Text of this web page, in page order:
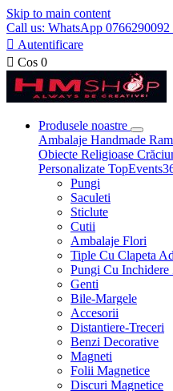
Skip to main content
Call us: WhatsApp 0766290092
 Autentificare
 Cos 0
Produsele noastre
Ambalaje Handmade
Obiecte Religioase
Personalizate
Pungi
Saculeti
Sticlute
Cutii
Ambalaje Flori
Tiple Cu Clapeta
Pungi Cu
Genti
Bile-Margele
Accesorii
Distantiere-Treceri
Benzi Decorative
Magneti
Folii Magnetice
Discuri Magnetice